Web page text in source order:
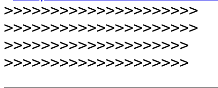
>>>>>>>>>>>>>>>>>>>>>
>>>>>>>>>>>>>>>>>>>>>
>>>>>>>>>>>>>>>>>>>>
>>>>>>>>>>>>>>>>>>>>